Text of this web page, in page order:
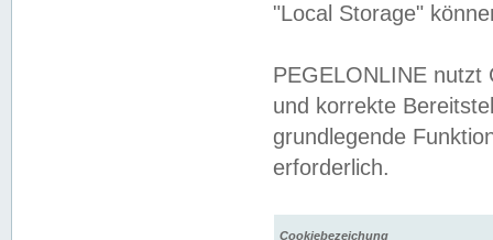
"Local Storage"
PEGELONLINE nutzt
und korrekte
grundlegende
erforderlich.
Cookiebezeichung